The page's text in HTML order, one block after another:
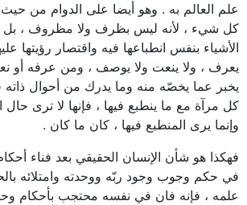
علم العالم به . وهو أيضا على الدوام من
كل شيء ، لأنه ليس بظرف ولا مظروف ،
الأشياء بنفس انطباعها فيه واقتصار رؤيتها
يعرف ، ولا ينعت ولا يوصف ، ومن عرفه أو
يخبر عما يخصّه منه وما يدرك من أحوال
كل مرآة مع ما ينطبع فيها ، فإنها لا ترى حال
وإنما يرى المنطبع فيها ، كان ما كان .
فهكذا هو شأن الإنسان الحقيقي بعد فناء
في حكم وجوب وجود ربّه ووحدته وامتلائه
علمه ، فإنه فان في نفسه محتجب بأحكام